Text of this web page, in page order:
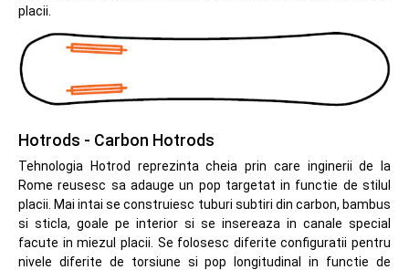
placii.
Hotrods - Carbon Hotrods
Tehnologia Hotrod reprezinta cheia prin care inginerii de la
Rome reusesc sa adauge un pop targetat in functie de stilul
placii. Mai intai se construiesc tuburi subtiri din carbon, bambus
si sticla, goale pe interior si se insereaza in canale special
facute in miezul placii. Se folosesc diferite configuratii pentru
nivele diferite de torsiune si pop longitudinal in functie de